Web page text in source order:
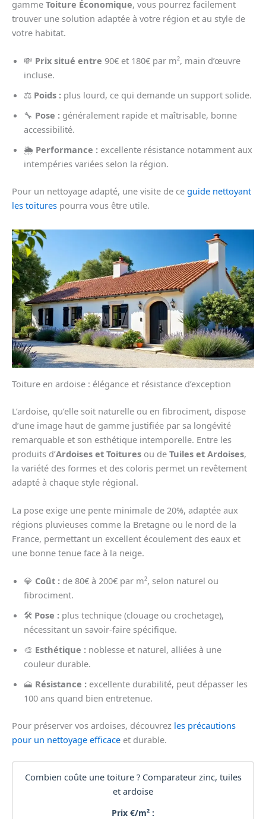
gamme Toiture Économique, vous pourrez facilement
trouver une solution adaptée à votre région et au style de
votre habitat.
💸 Prix situé entre 90€ et 180€ par m², main d’œuvre
incluse.
⚖️ Poids : plus lourd, ce qui demande un support solide.
🔧 Pose : généralement rapide et maîtrisable, bonne
accessibilité.
🌦️ Performance : excellente résistance notamment aux
intempéries variées selon la région.
Pour un nettoyage adapté, une visite de ce guide nettoyant
les toitures pourra vous être utile.
Toiture en ardoise : élégance et résistance d’exception
L’ardoise, qu’elle soit naturelle ou en fibrociment, dispose
d’une image haut de gamme justifiée par sa longévité
remarquable et son esthétique intemporelle. Entre les
produits d’Ardoises et Toitures ou de Tuiles et Ardoises,
la variété des formes et des coloris permet un revêtement
adapté à chaque style régional.
La pose exige une pente minimale de 20%, adaptée aux
régions pluvieuses comme la Bretagne ou le nord de la
France, permettant un excellent écoulement des eaux et
une bonne tenue face à la neige.
💎 Coût : de 80€ à 200€ par m², selon naturel ou
fibrociment.
🛠️ Pose : plus technique (clouage ou crochetage),
nécessitant un savoir-faire spécifique.
🎨 Esthétique : noblesse et naturel, alliées à une
couleur durable.
🗻 Résistance : excellente durabilité, peut dépasser les
100 ans quand bien entretenue.
Pour préserver vos ardoises, découvrez les précautions
pour un nettoyage efficace et durable.
Combien coûte une toiture ? Comparateur zinc, tuiles
et ardoise
Prix €/m² :